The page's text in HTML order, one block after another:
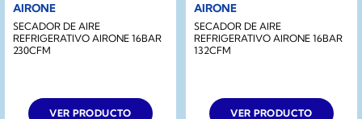
AIRONE
SECADOR DE AIRE
REFRIGERATIVO AIRONE 16BAR
230CFM
VER PRODUCTO
AIRONE
SECADOR DE AIRE
REFRIGERATIVO AIRONE 16BAR
132CFM
VER PRODUCTO